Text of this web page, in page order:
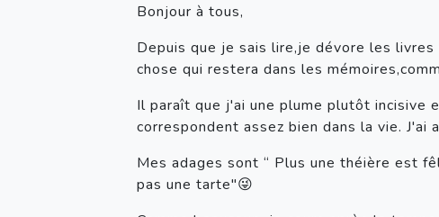
Bonjour à tous,
Depuis que je sais lire,je dévore les
chose qui restera dans les
Il paraît que j'ai une plume plutôt incisive
correspondent assez bien dans la vie.
Mes adages sont “ Plus une théière est
pas une tarte"😜